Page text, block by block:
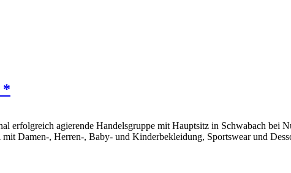
*
erfolgreich agierende Handelsgruppe mit Hauptsitz in Schwabach bei
Damen-, Herren-, Baby- und Kinderbekleidung, Sportswear und